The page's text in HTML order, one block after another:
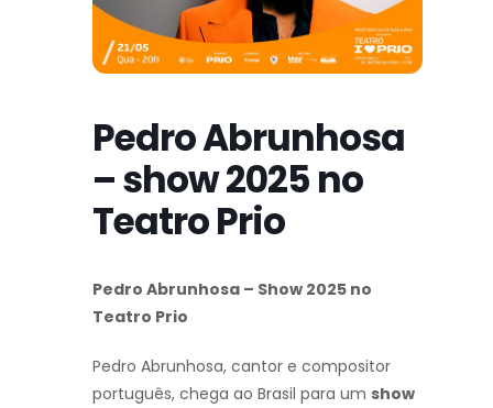
Pedro Abrunhosa
– show 2025 no
Teatro Prio
Pedro Abrunhosa – Show 2025 no
Teatro Prio
Pedro Abrunhosa, cantor e compositor
português, chega ao Brasil para um show